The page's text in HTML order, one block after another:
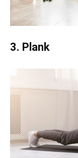
3. Plank